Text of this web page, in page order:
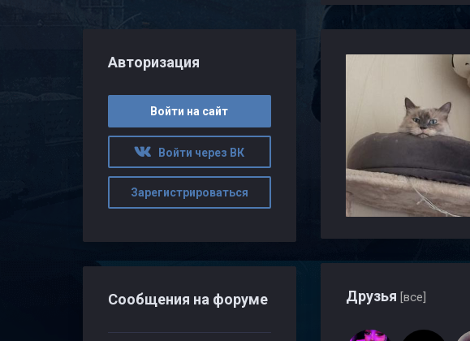
Друзья [все]
Авторизация
Войти на сайт
Войти через ВК
Зарегистрироваться
Сообщения на форуме